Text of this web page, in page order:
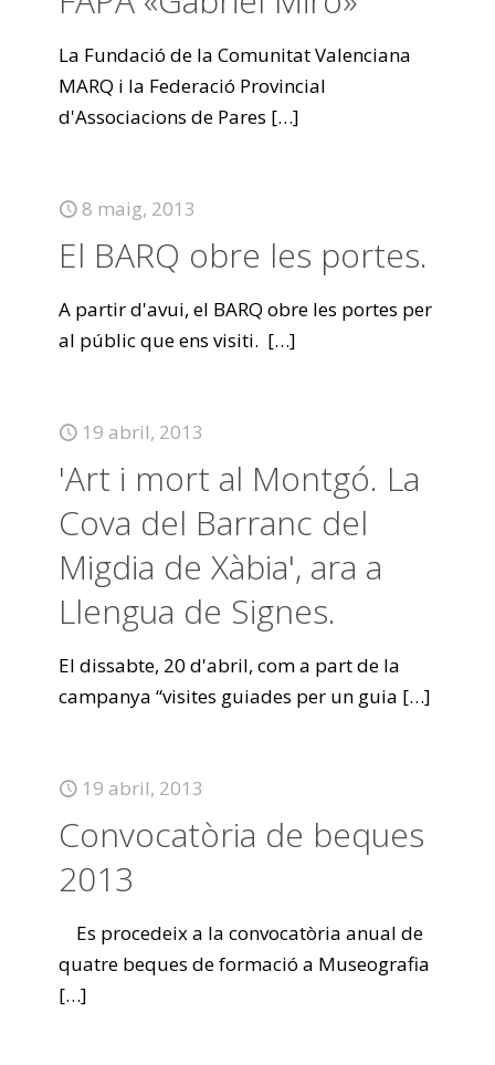
La Fundació de la Comunitat Valenciana
MARQ i la Federació Provincial
d'Associacions de Pares […]
8 maig, 2013
El BARQ obre les portes.
A partir d'avui, el BARQ obre les portes per
al públic que ens visiti. […]
19 abril, 2013
'Art i mort al Montgó. La
Cova del Barranc del
Migdia de Xàbia', ara a
Llengua de Signes.
El dissabte, 20 d'abril, com a part de la
campanya “visites guiades per un guia […]
19 abril, 2013
Convocatòria de beques
2013
Es procedeix a la convocatòria anual de
quatre beques de formació a Museografia
[…]